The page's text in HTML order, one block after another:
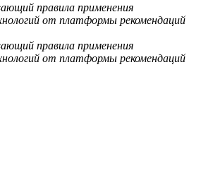
правила применения
от платформы рекомендаций
правила применения
от платформы рекомендаций